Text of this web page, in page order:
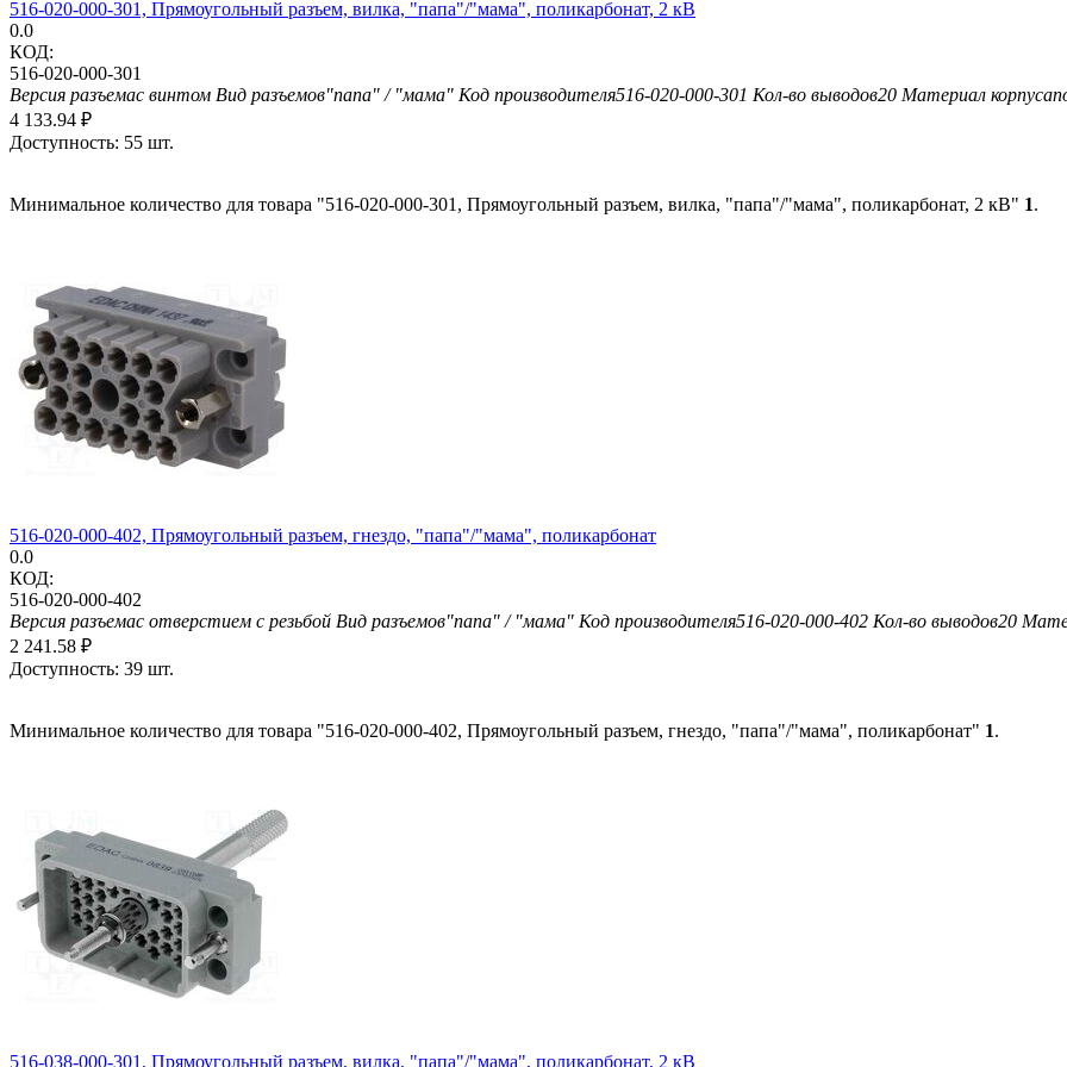
516-020-000-301, Прямоугольный разъем, вилка, "папа"/"мама", поликарбонат, 2 кВ
0.0
КОД:
516-020-000-301
Версия разъемас винтом Вид разъемов"папа" / "мама" Код производителя516-020-000-301 Кол-во выводов20 Материал корпуса
4 133.94 ₽
Доступность: 55 шт.
Минимальное количество для товара "516-020-000-301, Прямоугольный разъем, вилка, "папа"/"мама", поликарбонат, 2 кВ" 1.
516-020-000-402, Прямоугольный разъем, гнездо, "папа"/"мама", поликарбонат
0.0
КОД:
516-020-000-402
Версия разъемас отверстием с резьбой Вид разъемов"папа" / "мама" Код производителя516-020-000-402 Кол-во выводов20
2 241.58 ₽
Доступность: 39 шт.
Минимальное количество для товара "516-020-000-402, Прямоугольный разъем, гнездо, "папа"/"мама", поликарбонат" 1.
516-038-000-301, Прямоугольный разъем, вилка, "папа"/"мама", поликарбонат, 2 кВ